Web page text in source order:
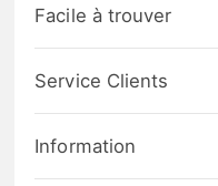
Facile à trouver
Service Clients
Information